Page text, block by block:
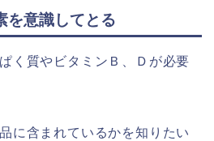
を意識してとる
く質やビタミンＢ、Ｄが必要
に含まれているかを知りたい